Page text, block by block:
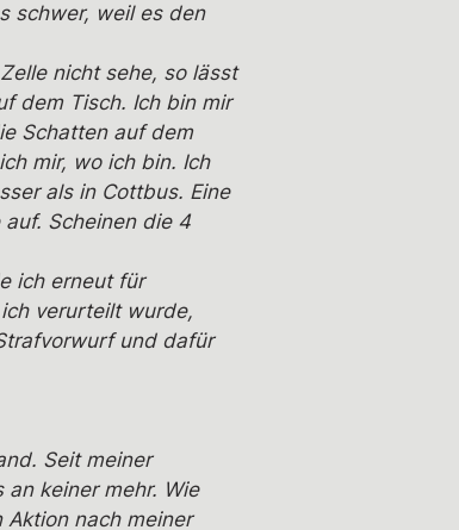
schwer, weil es den
nicht sehe, so lässt
dem Tisch. Ich bin mir
Schatten auf dem
mir, wo ich bin. Ich
als in Cottbus. Eine
Scheinen die 4
ich erneut für
verurteilt wurde,
und dafür
Seit meiner
keiner mehr. Wie
nach meiner